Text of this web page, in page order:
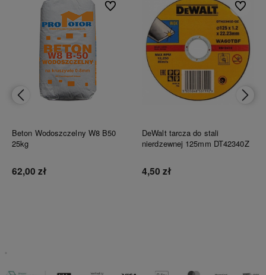
Beton Wodoszczelny W8 B50
25kg
62,00 zł
Do ulubionych
DeWalt tarcza do stali
nierdzewnej 125mm DT42340Z
4,50 zł
Do